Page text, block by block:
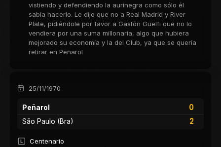
vistiendo y defendiendo la aurinegra como sólo él
sabía hacerlo. Le dijo que no a Real Madrid y River
Plate, pidiéndole por favor a Gastón Guelfi que no lo
vendiera por una suma millonaria, algo que hubiera
mejorado su economía y la del Club, ya que se quería
retirar en Peñarol
25/11/1970
Peñarol
0
2
São Paulo (Bra)
Centenario